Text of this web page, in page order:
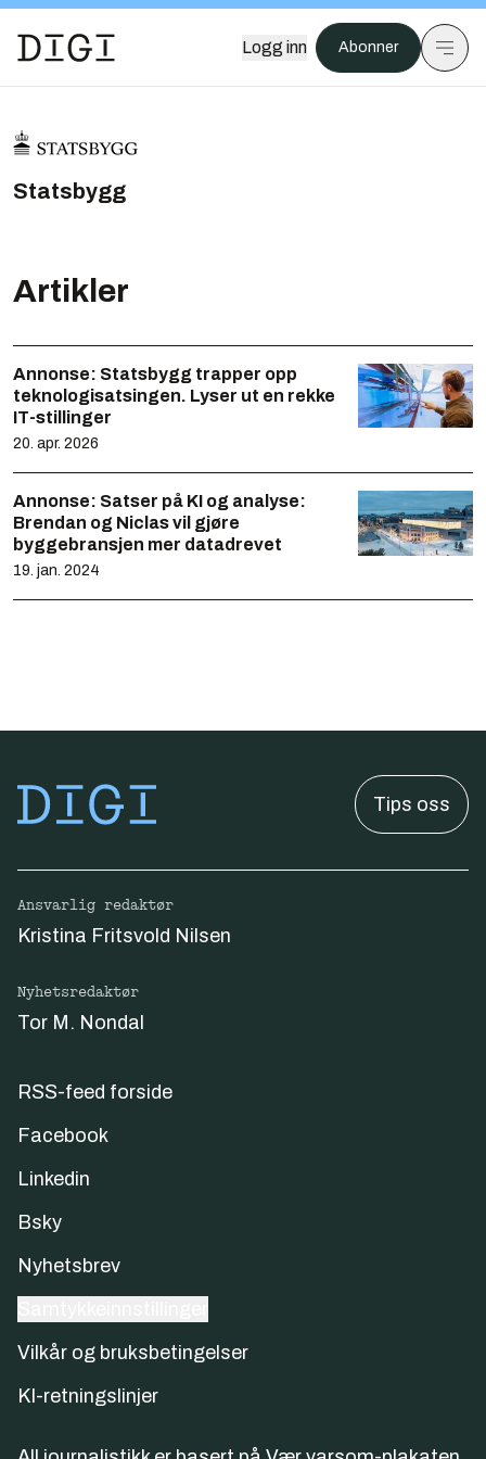
Logg inn Abonner
Statsbygg
Artikler
Annonse: Statsbygg trapper opp
teknologisatsingen. Lyser ut en rekke
IT-stillinger
20. apr. 2026
Annonse: Satser på KI og analyse:
Brendan og Niclas vil gjøre
byggebransjen mer datadrevet
19. jan. 2024
Tips oss
Ansvarlig redaktør
Kristina Fritsvold Nilsen
Nyhetsredaktør
Tor M. Nondal
RSS-feed forside
Facebook
Linkedin
Bsky
Nyhetsbrev
Vilkår og bruksbetingelser
KI-retningslinjer